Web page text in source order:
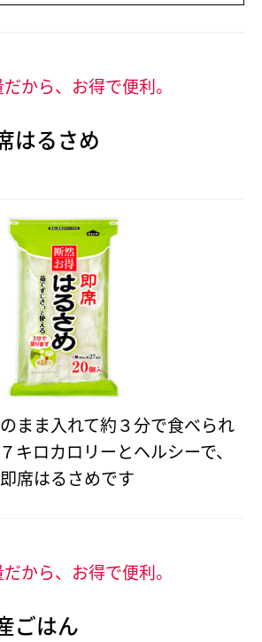
から、お得で便利。
はるさめ
まま入れて約３分で食べられ
キロカロリーとヘルシーで、
席はるさめです
から、お得で便利。
ごはん